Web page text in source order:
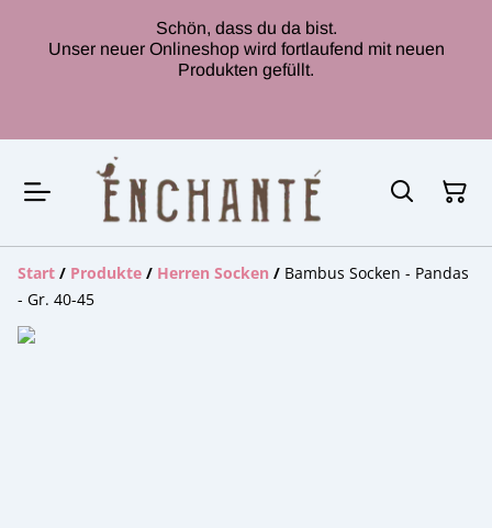
Schön, dass du da bist.
Unser neuer Onlineshop wird fortlaufend mit neuen
Produkten gefüllt.
Start / Produkte / Herren Socken / Bambus Socken - Pandas
- Gr. 40-45